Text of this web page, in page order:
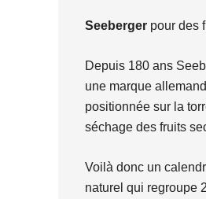
Seeberger pour des
Depuis 180 ans
une marque
positionnée sur la
séchage des fruits
Voilà donc un
naturel qui regroupe